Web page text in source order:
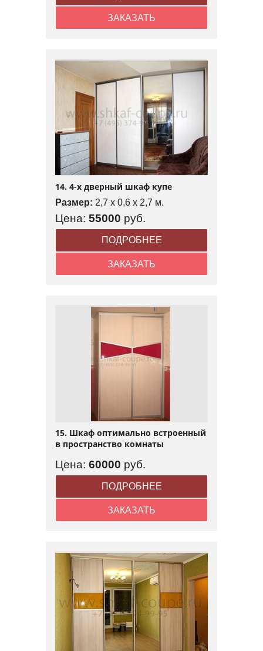
ЗАКАЗАТЬ
14. 4-х дверный шкаф купе
Размер: 2,7 x 0,6 x 2,7 м.
Цена: 55000 руб.
ПОДРОБНЕЕ
ЗАКАЗАТЬ
15. Шкаф оптимально встроенный
в пространство комнаты
Цена: 60000 руб.
ПОДРОБНЕЕ
ЗАКАЗАТЬ